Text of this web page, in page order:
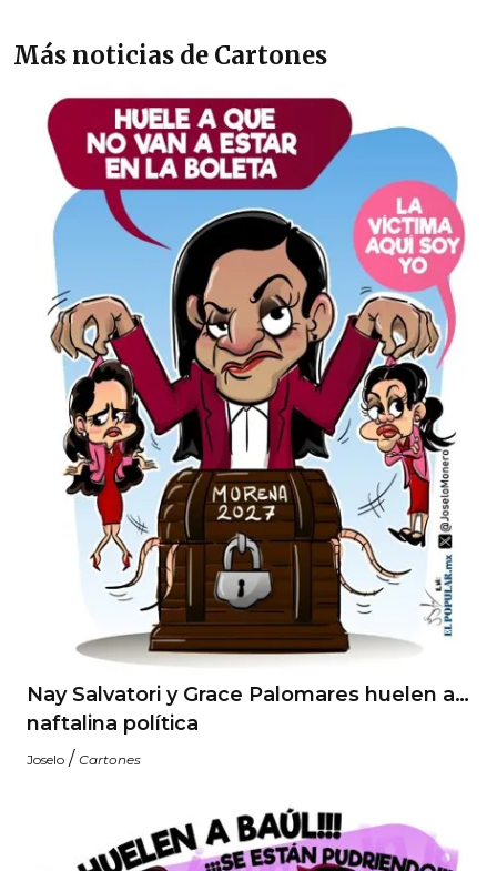
Más noticias de Cartones
Nay Salvatori y Grace Palomares huelen a…
naftalina política
Joselo / Cartones